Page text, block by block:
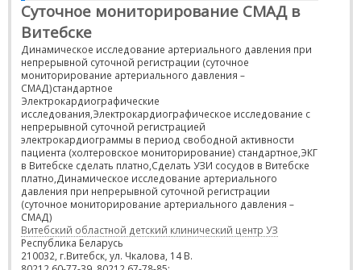
Суточное мониторирование СМАД в
Витебске
Динамическое исследование артериального давления при
непрерывной суточной регистрации (суточное
мониторирование артериального давления –
СМАД)стандартное
Электрокардиографические
исследования,Электрокардиографическое исследование с
непрерывной суточной регистрацией
электрокардиограммы в период свободной активности
пациента (холтеровское мониторирование) стандартное,ЭКГ
в Витебске сделать платно,Сделать УЗИ сосудов в Витебске
платно,Динамическое исследование артериального
давления при непрерывной суточной регистрации
(суточное мониторирование артериального давления –
СМАД)
Витебский областной детский клинический центр УЗ
Республика Беларусь
210032, г.Витебск, ул. Чкалова, 14 В.